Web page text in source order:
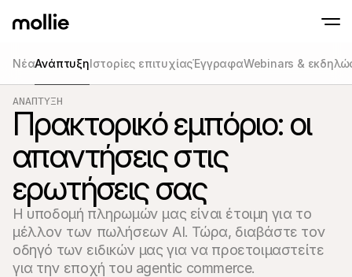
Αποδεχτείτε επαφές πληρωμών
Μάθετε περισσότερα
Δεχθέιτε πληρωμές
διαδικτυακών
Πληρωμές δια
μετατροπές
Συλλογή
και συνδρομητικών
Αποδοχή &
ΝέαΑνάπτυξηΙστορίες επιτυχίαςΈγγραφαWebinars &
ΑΝΆΠΤΥΞΗ
Πρακτορικό εμπόριο: οι
απαντήσεις στις
ερωτήσεις σας
Η υποδομή πληρωμών μας είναι έτοιμη για το
μέλλον των πωλήσεων AI. Τώρα, διαβάστε τον
οδηγό των ειδικών μας για να προετοιμαστείτε